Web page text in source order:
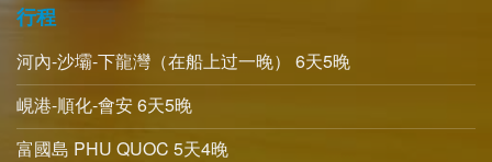
行程
河內-沙壩-下龍灣（在船上过一晚） 6天5晚
峴港-順化-會安 6天5晚
富國島 PHU QUOC 5天4晚